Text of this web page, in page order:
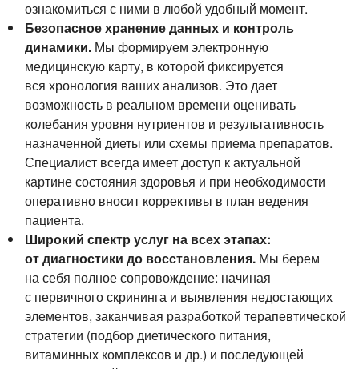
ознакомиться с ними в любой удобный момент.
Безопасное хранение данных и контроль
динамики. Мы формируем электронную
медицинскую карту, в которой фиксируется
вся хронология ваших анализов. Это дает
возможность в реальном времени оценивать
колебания уровня нутриентов и результативность
назначенной диеты или схемы приема препаратов.
Специалист всегда имеет доступ к актуальной
картине состояния здоровья и при необходимости
оперативно вносит коррективы в план ведения
пациента.
Широкий спектр услуг на всех этапах:
от диагностики до восстановления. Мы берем
на себя полное сопровождение: начиная
с первичного скрининга и выявления недостающих
элементов, заканчивая разработкой терапевтической
стратегии (подбор диетического питания,
витаминных комплексов и др.) и последующей